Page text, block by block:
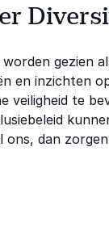
gezien
en inzichten
veiligheid te
dan